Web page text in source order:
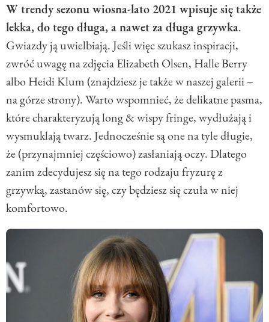
W trendy sezonu wiosna-lato 2021 wpisuje się także
lekka, do tego długa, a nawet za długa grzywka.
Gwiazdy ją uwielbiają. Jeśli więc szukasz inspiracji,
zwróć uwagę na zdjęcia Elizabeth Olsen, Halle Berry
albo Heidi Klum (znajdziesz je także w naszej galerii –
na górze strony). Warto wspomnieć, że delikatne pasma,
które charakteryzują long & wispy fringe, wydłużają i
wysmuklają twarz. Jednocześnie są one na tyle długie,
że (przynajmniej częściowo) zasłaniają oczy. Dlatego
zanim zdecydujesz się na tego rodzaju fryzurę z
grzywką, zastanów się, czy będziesz się czuła w niej
komfortowo.